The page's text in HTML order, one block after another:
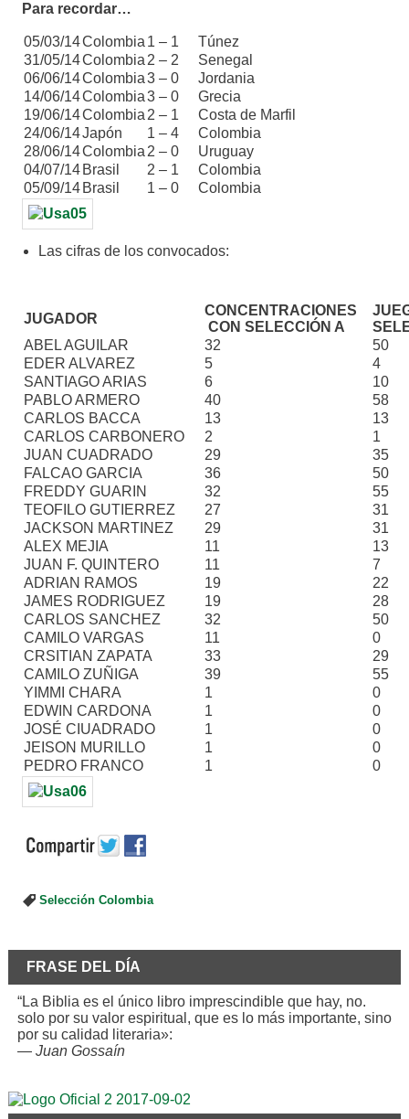
Para recordar…
05/03/14Colombia 1 – 1
Túnez
31/05/14Colombia 2 – 2
Senegal
06/06/14Colombia3 – 0
Jordania
14/06/14Colombia3 – 0
Grecia
19/06/14Colombia 2 – 1
Costa de Marfil
24/06/14Japón 1 – 4
Colombia
28/06/14Colombia 2 – 0
Uruguay
04/07/14 Brasil 2 – 1
Colombia
05/09/14 Brasil 1 – 0 Colombia
Las cifras de los convocados:
JUGADOR
CONCENTRACIONES
CON SELECCIÓN A
ABEL AGUILAR
32
50
EDER ALVAREZ
5
4
SANTIAGO ARIAS
6
10
PABLO ARMERO
40
58
CARLOS BACCA
13
13
CARLOS CARBONERO
2
1
JUAN CUADRADO
29
35
FALCAO GARCIA
36
50
FREDDY GUARIN
32
55
TEOFILO GUTIERREZ
27
31
JACKSON MARTINEZ
29
31
ALEX MEJIA
11
13
JUAN F. QUINTERO
11
7
ADRIAN RAMOS
19
22
JAMES RODRIGUEZ
19
28
CARLOS SANCHEZ
32
50
CAMILO VARGAS
11
0
CRSITIAN ZAPATA
33
29
CAMILO ZUÑIGA
39
55
YIMMI CHARA
1
0
EDWIN CARDONA
1
0
JOSÉ CIUADRADO
1
0
JEISON MURILLO
1
0
PEDRO FRANCO
1 0
Selección Colombia
FRASE DEL DÍA
“La Biblia es el único libro imprescindible que hay, no.
solo por su valor espiritual, que es lo más importante, sino
por su calidad literaria»:
— Juan Gossaín